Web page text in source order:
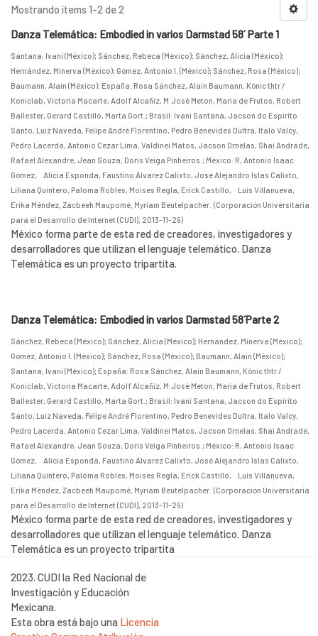
Mostrando ítems 1-2 de 2
Danza Telemática: Embodied in varios Darmstad 58´ Parte 1
Santana, Ivani (México); Sánchez, Rebeca (México); Sánchez, Alicia (México);
Hernández, Minerva (México); Gómez, Antonio I. (México); Sánchez, Rosa (México);
Baumann, Alain (México); España: Rosa Sánchez, Alain Baumann, Kònic thtr /
Koniclab, Victoria Macarte, Adolf Alcañiz, M.José Meton, Maria de Frutos, Robert
Ballester, Gerard Castillo, Marta Gort. ; Brasil: Ivani Santana, Jacson do Espírito
Santo, Luiz Naveda, Felipe André Florentino, Pedro Benevides Dultra, Italo Valcy,
Pedro Lacerda, Antonio Cezar Lima, Valdinei Matos, Jacson Ornelas, Shai Andrade,
Rafael Alexandre, Jean Souza, Doris Veiga Pinheiros. ; México: R, Antonio Isaac
Gómez, Alicia Esponda, Faustino Álvarez Calixto, José Alejandro Islas Calixto,
Liliana Quintero, Paloma Robles, Moises Regla, Erick Castillo, Luis Villanueva,
Erika Méndez, Zacbeeh Maupomé, Myriam Beutelpacher. (Corporación Universitaria
para el Desarrollo de Internet (CUDI), 2013-11-29)
México forma parte de esta red de creadores, investigadores y
desarrolladores que utilizan el lenguaje telemático. Danza
Telemática es un proyecto tripartita.
Danza Telemática: Embodied in varios Darmstad 58´Parte 2
Sánchez, Rebeca (México); Sánchez, Alicia (México); Hernández, Minerva (México);
Gómez, Antonio I. (México); Sánchez, Rosa (México); Baumann, Alain (México);
Santana, Ivani (México); España: Rosa Sánchez, Alain Baumann, Kònic thtr /
Koniclab, Victoria Macarte, Adolf Alcañiz, M.José Meton, Maria de Frutos, Robert
Ballester, Gerard Castillo, Marta Gort. ; Brasil: Ivani Santana, Jacson do Espírito
Santo, Luiz Naveda, Felipe André Florentino, Pedro Benevides Dultra, Italo Valcy,
Pedro Lacerda, Antonio Cezar Lima, Valdinei Matos, Jacson Ornelas, Shai Andrade,
Rafael Alexandre, Jean Souza, Doris Veiga Pinheiros. ; México: R, Antonio Isaac
Gómez, Alicia Esponda, Faustino Álvarez Calixto, José Alejandro Islas Calixto,
Liliana Quintero, Paloma Robles, Moises Regla, Erick Castillo, Luis Villanueva,
Erika Méndez, Zacbeeh Maupomé, Myriam Beutelpacher. (Corporación Universitaria
para el Desarrollo de Internet (CUDI), 2013-11-29)
México forma parte de esta red de creadores, investigadores y
desarrolladores que utilizan el lenguaje telemático. Danza
Telemática es un proyecto tripartita
2023. CUDI la Red Nacional de
Investigación y Educación
Mexicana.
Esta obra está bajo una Licencia